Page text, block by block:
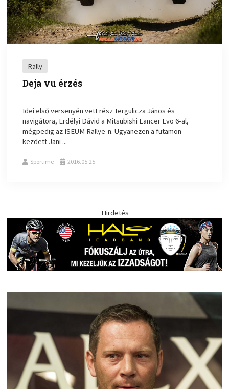
Rally
Deja vu érzés
Idei első versenyén vett rész Tergulicza János és
navigátora, Erdélyi Dávid a Mitsubishi Lancer Evo 6-al,
mégpedig az ISEUM Rallye-n. Ugyanezen a futamon
kezdett Jani ...
Sportime 2016.05.25.
Hirdetés